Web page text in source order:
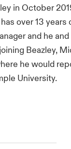
in October
over 13
and he
Beazley,
he would
University.